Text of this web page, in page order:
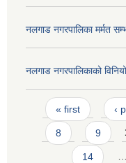
नलगाड नगरपालिका मर्मत
नलगाड नगरपालिकाको
Pages
« first ‹
8 9
14 …